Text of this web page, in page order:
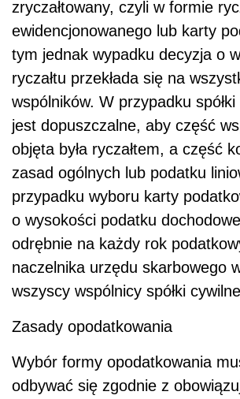
zryczałtowany, czyli w formie
ewidencjonowanego lub karty
tym jednak wypadku decyzja o
ryczałtu przekłada się na
wspólników. W przypadku
jest dopuszczalne, aby część
objęta była ryczałtem, a część
zasad ogólnych lub podatku
przypadku wyboru karty
o wysokości podatku
odrębnie na każdy rok
naczelnika urzędu skarbowego
wszyscy wspólnicy spółki
Zasady opodatkowania
Wybór formy opodatkowania
odbywać się zgodnie z